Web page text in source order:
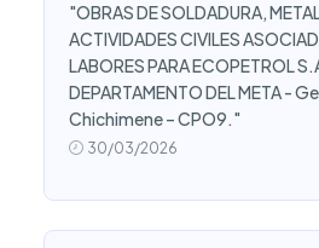
"OBRAS DE SOLDADURA,
ACTIVIDADES CIVILES
LABORES PARA ECOPETROL
DEPARTAMENTO DEL META -
Chichimene – CPO9."
30/03/2026